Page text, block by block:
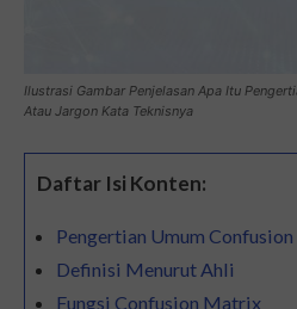
Ilustrasi Gambar Penjelasan Apa Itu
Atau Jargon Kata Teknisnya
Daftar Isi Konten:
Pengertian Umum
Definisi Menurut Ahli
Fungsi Confusion Matrix